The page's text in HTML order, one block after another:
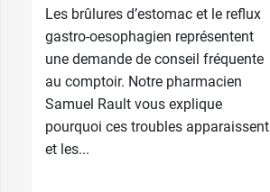
Les brûlures d’estomac et le reflux
gastro-oesophagien représentent
une demande de conseil fréquente
au comptoir. Notre pharmacien
Samuel Rault vous explique
pourquoi ces troubles apparaissent
et les...